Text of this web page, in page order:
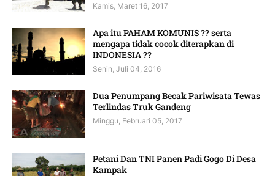
Kamis, Maret 16, 2017
Apa itu PAHAM KOMUNIS ?? serta
mengapa tidak cocok diterapkan di
INDONESIA ??
Senin, Juli 04, 2016
Dua Penumpang Becak Pariwisata Tewas
Terlindas Truk Gandeng
Minggu, Februari 05, 2017
Petani Dan TNI Panen Padi Gogo Di Desa
Kampak